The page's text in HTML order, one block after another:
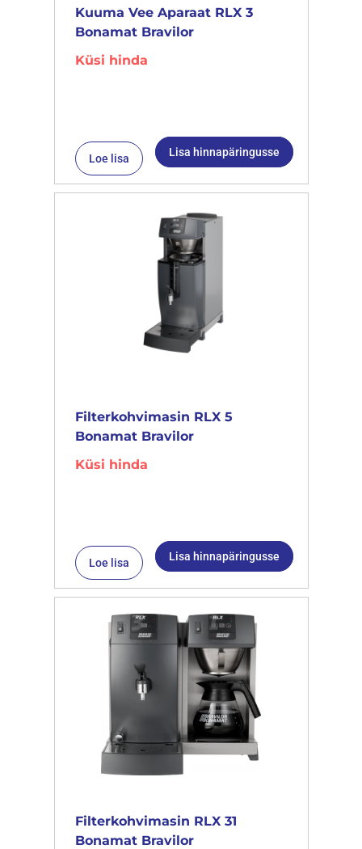
Kuuma Vee Aparaat RLX 3
Bonamat Bravilor
Küsi hinda
Loe lisa Lisa hinnapäringusse
Filterkohvimasin RLX 5
Bonamat Bravilor
Küsi hinda
Loe lisa Lisa hinnapäringusse
Filterkohvimasin RLX 31
Bonamat Bravilor